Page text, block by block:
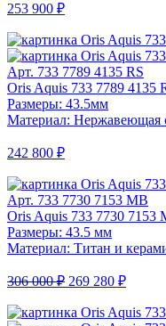
253 900 ₽
Арт. 733 7789 4135 RS
Oris Aquis 733 7789 4135
Размеры: 43.5мм
Материал: Нержавеющая
242 800 ₽
Арт. 733 7730 7153 MB
Oris Aquis 733 7730 7153
Размеры: 43.5 мм
Материал: Титан и
306 000 ₽ 269 280 ₽